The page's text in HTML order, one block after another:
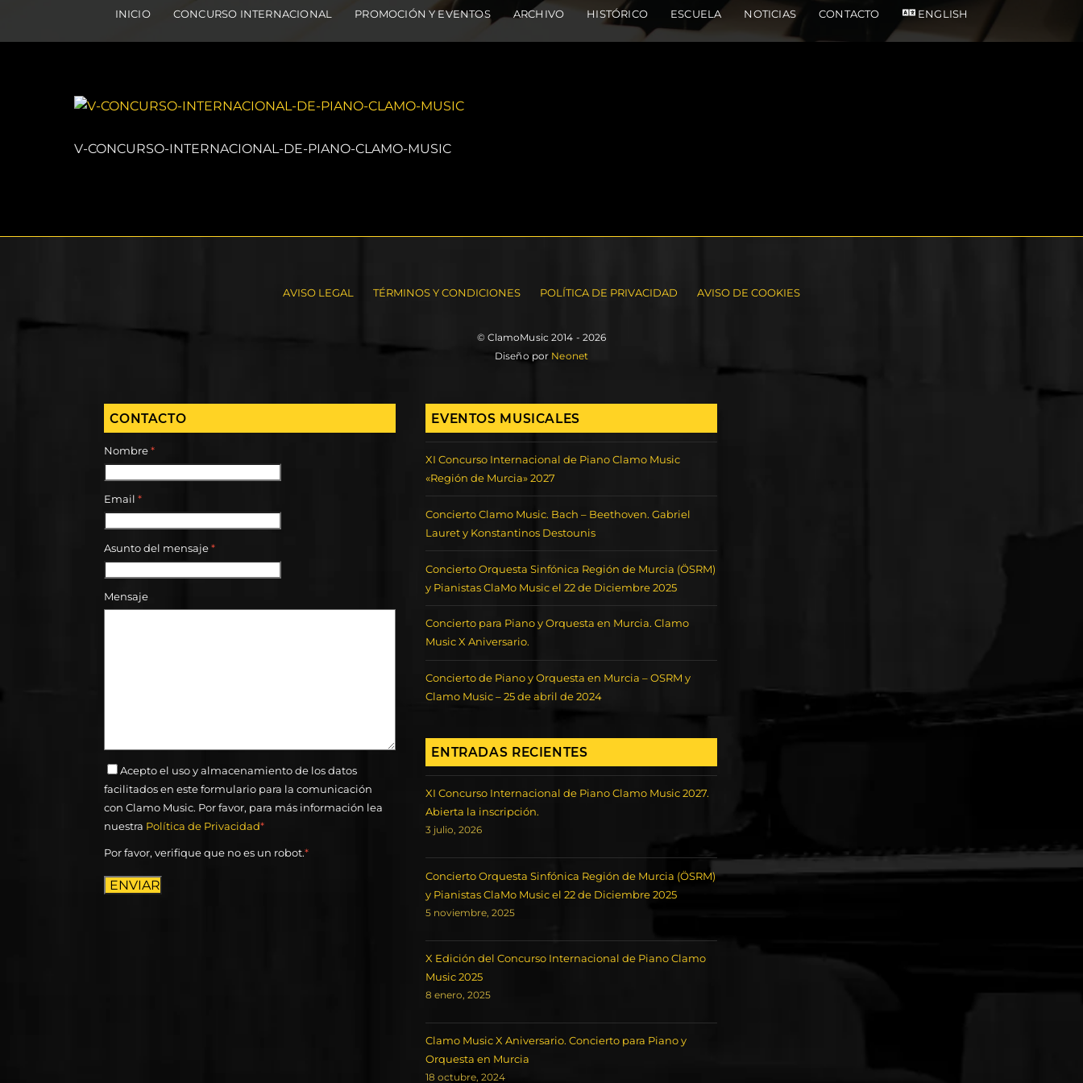
INICIO CONCURSO INTERNACIONAL PROMOCIÓN Y EVENTOS ARCHIVO HISTÓRICO ESCUELA NOTICIAS CONTACTO ENGLISH
V-CONCURSO-INTERNACIONAL-DE-PIANO-CLAMO-MUSIC
AVISO LEGAL TÉRMINOS Y CONDICIONES POLÍTICA DE PRIVACIDAD AVISO DE COOKIES
© ClamoMusic 2014 - 2026
Diseño por Neonet
CONTACTO
Nombre*
Email*
Asunto del mensaje*
Mensaje
Acepto el uso y almacenamiento de los datos
facilitados en este formulario para la comunicación
con Clamo Music. Por favor, para más información lea
nuestra Política de Privacidad*
Por favor, verifique que no es un robot.*
ENVIAR
EVENTOS MUSICALES
XI Concurso Internacional de Piano Clamo Music
«Región de Murcia» 2027
Concierto Clamo Music. Bach – Beethoven. Gabriel
Lauret y Konstantinos Destounis
Concierto Orquesta Sinfónica Región de Murcia (ÖSRM)
y Pianistas ClaMo Music el 22 de Diciembre 2025
Concierto para Piano y Orquesta en Murcia. Clamo
Music X Aniversario.
Concierto de Piano y Orquesta en Murcia – OSRM y
Clamo Music – 25 de abril de 2024
ENTRADAS RECIENTES
XI Concurso Internacional de Piano Clamo Music 2027.
Abierta la inscripción.
3 julio, 2026
Concierto Orquesta Sinfónica Región de Murcia (ÖSRM)
y Pianistas ClaMo Music el 22 de Diciembre 2025
5 noviembre, 2025
X Edición del Concurso Internacional de Piano Clamo
Music 2025
8 enero, 2025
Clamo Music X Aniversario. Concierto para Piano y
Orquesta en Murcia
18 octubre, 2024